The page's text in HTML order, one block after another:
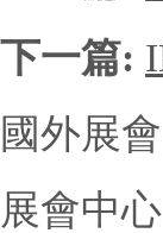
下一篇:
國外展會
展會中心